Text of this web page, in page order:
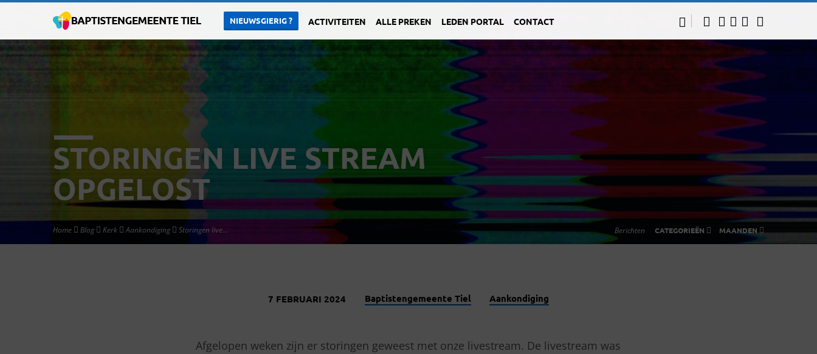
NIEUWSGIERIG ? ACTIVITEITEN ALLE PREKEN LEDEN PORTAL CONTACT
STORINGEN LIVE STREAM
OPGELOST
Home Blog Kerk Aankondiging Storingen live… Berichten CATEGORIEËN MAANDEN
7 FEBRUARI 2024 Baptistengemeente Tiel Aankondiging
Afgelopen weken zijn er storingen geweest met onze livestream. De livestream was